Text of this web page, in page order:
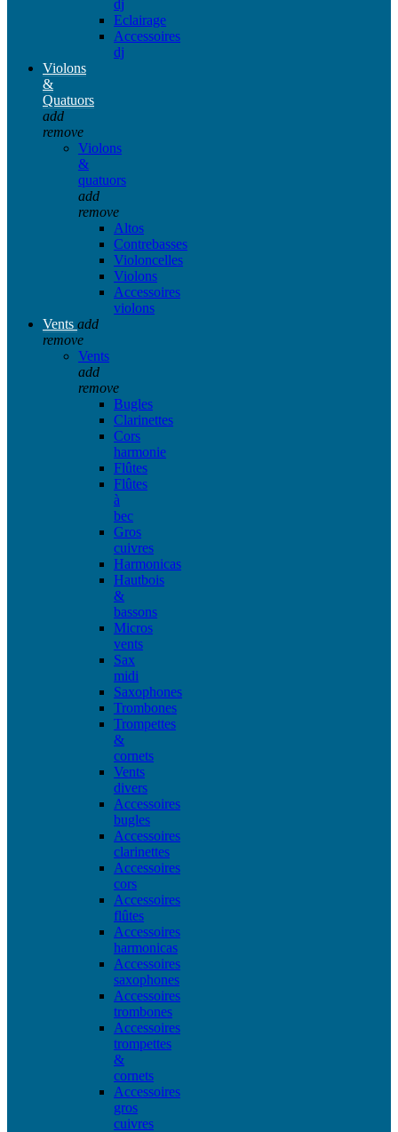
dj
Eclairage
Accessoires
dj
Violons
&
Quatuors
add
remove
Violons
&
quatuors
add
remove
Altos
Contrebasses
Violoncelles
Violons
Accessoires
violons
Vents add
remove
Vents
add
remove
Bugles
Clarinettes
Cors
harmonie
Flûtes
Flûtes
à
bec
Gros
cuivres
Harmonicas
Hautbois
&
bassons
Micros
vents
Sax
midi
Saxophones
Trombones
Trompettes
&
cornets
Vents
divers
Accessoires
bugles
Accessoires
clarinettes
Accessoires
cors
Accessoires
flûtes
Accessoires
harmonicas
Accessoires
saxophones
Accessoires
trombones
Accessoires
trompettes
&
cornets
Accessoires
gros
cuivres